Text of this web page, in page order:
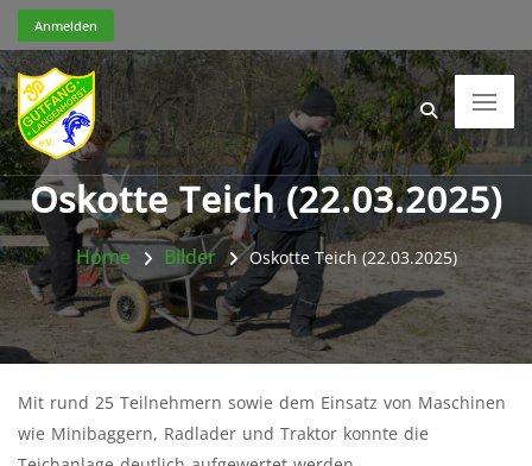
Anmelden
Oskotte Teich (22.03.2025)
Home Bilder Oskotte Teich (22.03.2025)
Mit rund 25 Teilnehmern sowie dem Einsatz von Maschinen
wie Minibaggern, Radlader und Traktor konnte die